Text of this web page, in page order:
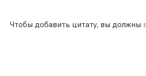
Чтобы добавить цитату, вы должны